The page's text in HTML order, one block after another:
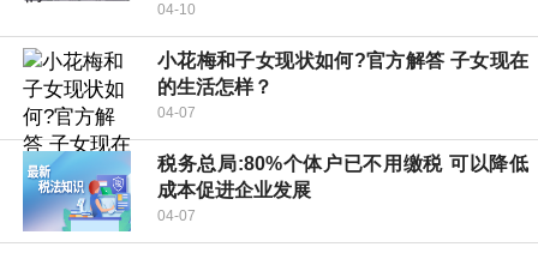
04-10
小花梅和子女现状如何?官方解答 子女现在
的生活怎样？
04-07
税务总局:80%个体户已不用缴税 可以降低
成本促进企业发展
04-07